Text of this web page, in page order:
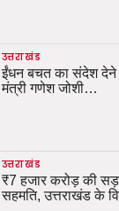
उत्तराखंड
ईंधन बचत का संदेश देने
मंत्री गणेश जोशी…
उत्तराखंड
₹7 हजार करोड़ की
सहमति, उत्तराखंड के